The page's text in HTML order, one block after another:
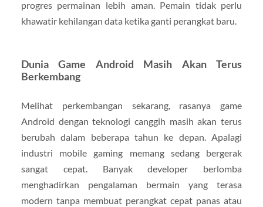
progres permainan lebih aman. Pemain tidak perlu
khawatir kehilangan data ketika ganti perangkat baru.
Dunia Game Android Masih Akan Terus
Berkembang
Melihat perkembangan sekarang, rasanya game
Android dengan teknologi canggih masih akan terus
berubah dalam beberapa tahun ke depan. Apalagi
industri mobile gaming memang sedang bergerak
sangat cepat. Banyak developer berlomba
menghadirkan pengalaman bermain yang terasa
modern tanpa membuat perangkat cepat panas atau